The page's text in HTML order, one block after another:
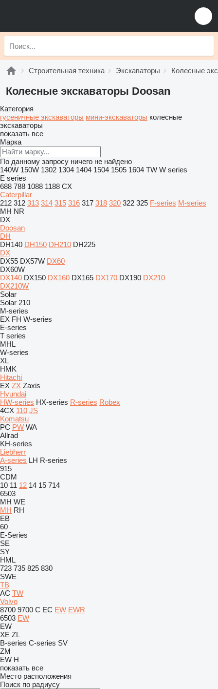
Строительная техника Экскаваторы Колесные
Колесные экскаваторы Doosan
Категория
гусеничные экскаваторы мини-экскаваторы колесные
экскаваторы
показать все
Марка
По данному запросу ничего не найдено
140W 150W 1302 1304 1404 1504 1505 1604 TW W series
E series
688 788 1088 1188 CX
Caterpillar
212 312 313 314 315 316 317 318 320 322 325 F-series M-series
MH NR
DX
Doosan
DH
DH140 DH150 DH210 DH225
DX
DX55 DX57W DX60
DX60W
DX140 DX150 DX160 DX165 DX170 DX190 DX210
DX210W
Solar
Solar 210
M-series
EX FH W-series
E-series
T series
MHL
W-series
XL
HMK
Hitachi
EX ZX Zaxis
Hyundai
HW-series HX-series R-series Robex
4CX 110 JS
Komatsu
PC PW WA
Allrad
KH-series
Liebherr
A-series LH R-series
915
CDM
10 11 12 14 15 714
6503
MH WE
MH RH
EB
60
E-Series
SE
SY
HML
723 735 825 830
SWE
TB
AC TW
Volvo
8700 9700 C EC EW EWR
6503 EW
EW
XE ZL
B-series C-series SV
ZM
EW H
показать все
Место расположения
Поиск по радиусу